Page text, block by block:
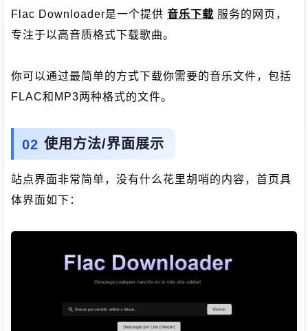
Flac Downloader是一个提供 音乐下载 服务的网页，
专注于以高音质格式下载歌曲。
你可以通过最简单的方式下载你需要的音乐文件，包括
FLAC和MP3两种格式的文件。
使用方法/界面展示
站点界面非常简单，没有什么花里胡哨的内容，首页具
体界面如下：